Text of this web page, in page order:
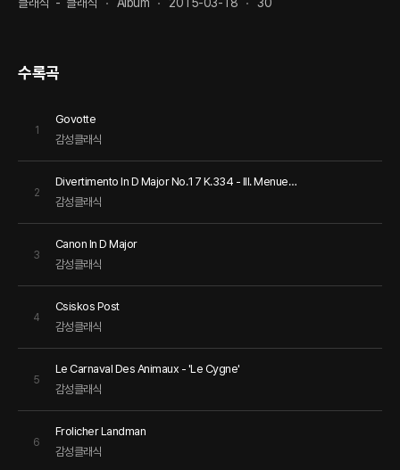
수록곡
1
Govotte
감성클래식
2
Divertimento In D Major No.17 K.334 - III. Menuetto
감성클래식
3
Canon In D Major
감성클래식
4
Csiskos Post
감성클래식
5
Le Carnaval Des Animaux - 'Le Cygne'
감성클래식
6
Frolicher Landman
감성클래식